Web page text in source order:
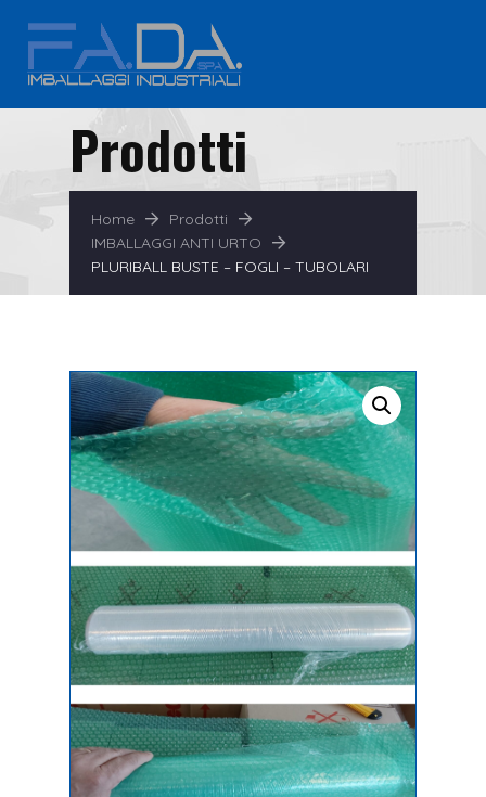
Prodotti
Home
Prodotti
IMBALLAGGI ANTI URTO
PLURIBALL BUSTE – FOGLI – TUBOLARI